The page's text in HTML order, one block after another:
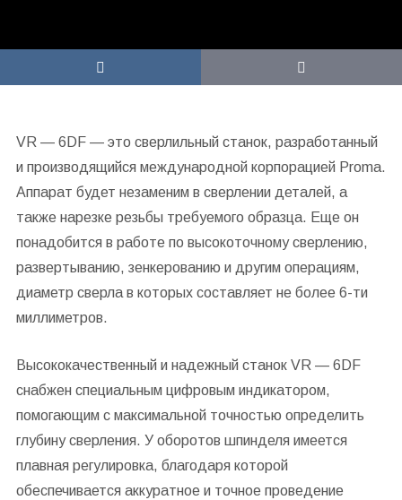
VR — 6DF — это сверлильный станок, разработанный
и производящийся международной корпорацией Proma.
Аппарат будет незаменим в сверлении деталей, а
также нарезке резьбы требуемого образца. Еще он
понадобится в работе по высокоточному сверлению,
развертыванию, зенкерованию и другим операциям,
диаметр сверла в которых составляет не более 6-ти
миллиметров.
Высококачественный и надежный станок VR — 6DF
снабжен специальным цифровым индикатором,
помогающим с максимальной точностью определить
глубину сверления. У оборотов шпинделя имеется
плавная регулировка, благодаря которой
обеспечивается аккуратное и точное проведение